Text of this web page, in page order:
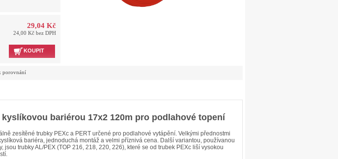
29,04 Kč
24,00 Kč bez DPH
KOUPIT
porovnání
kyslíkovou bariérou 17x2 120m pro podlahové topení
zesítěné trubky PEXc a PERT určené pro podlahové vytápění. Velkými přednostmi
bariéra, jednoduchá montáž a velmi příznivá cena. Další variantou, používanou
jsou trubky AL/PEX (TOP 216, 218, 220, 226), které se od trubek PEXc liší vysokou